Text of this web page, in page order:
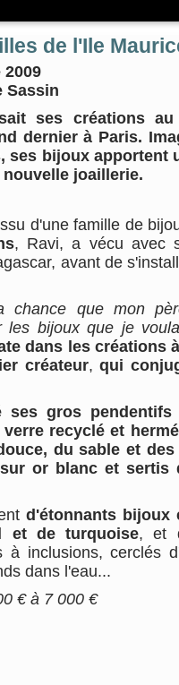
de l'Ile
2009
Sassin
ses créations
dernier à Paris.
ses bijoux apportent
joaillerie.
d'une famille de
, Ravi, a vécu avec
avant de
chance que mon
les bijoux que je
dans les créations
créateur,qui
ses gros
recyclé et
du sable et
or blanc et sertis
d'étonnants bijoux
et de turquoise, et
à inclusions, cerclés
dans l'eau...
€ à 7 000 €